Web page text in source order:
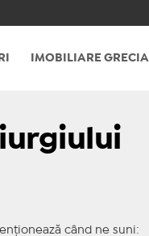
IMOBILIARE GRECIA
când ne suni: